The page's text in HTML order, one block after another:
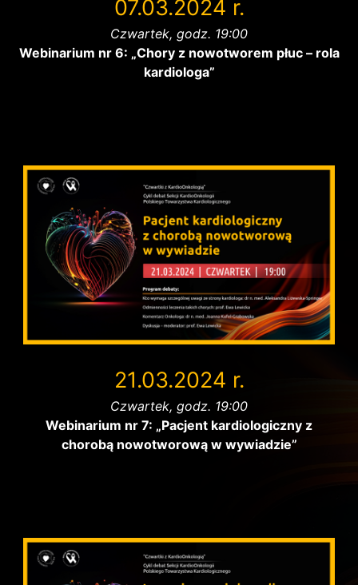
07.03.2024 r.
Czwartek, godz. 19:00
Webinarium nr 6: „Chory z nowotworem płuc – rola
kardiologa”
21.03.2024 r.
Czwartek, godz. 19:00
Webinarium nr 7: „Pacjent kardiologiczny z
chorobą nowotworową w wywiadzie”